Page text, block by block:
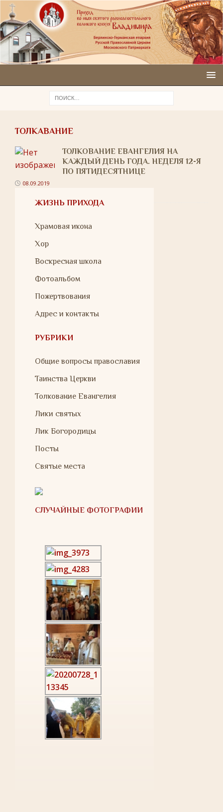
ТОЛКАВАНИЕ
ТОЛКОВАНИЕ ЕВАНГЕЛИЯ НА
КАЖДЫЙ ДЕНЬ ГОДА. НЕДЕЛЯ 12-Я
ПО ПЯТИДЕСЯТНИЦЕ
08.09.2019
ЖИЗНЬ ПРИХОДА
Храмовая икона
Хор
Воскресная школа
Фотоальбом
Пожертвования
Адрес и контакты
РУБРИКИ
Общие вопросы православия
Таинства Церкви
Толкование Евангелия
Лики святых
Лик Богородицы
Посты
Святые места
СЛУЧАЙНЫЕ ФОТОГРАФИИ